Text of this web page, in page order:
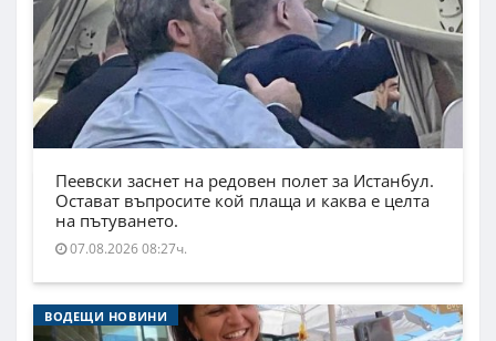
Пеевски заснет на редовен полет за Истанбул.
Остават въпросите кой плаща и каква е целта
на пътуването.
07.08.2026 08:27ч.
ВОДЕЩИ НОВИНИ